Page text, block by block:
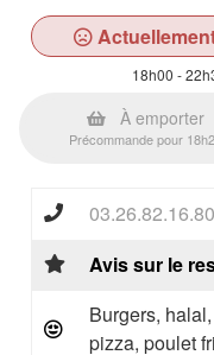
18h00 -
À emporter
Précommande pour
03.26.82.16.80
Avis sur le
Burgers,
pizza, poulet